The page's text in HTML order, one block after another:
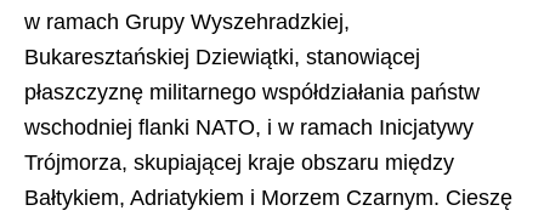
w ramach Grupy Wyszehradzkiej,
Bukaresztańskiej Dziewiątki, stanowiącej
płaszczyznę militarnego współdziałania państw
wschodniej flanki NATO, i w ramach Inicjatywy
Trójmorza, skupiającej kraje obszaru między
Bałtykiem, Adriatykiem i Morzem Czarnym. Cieszę